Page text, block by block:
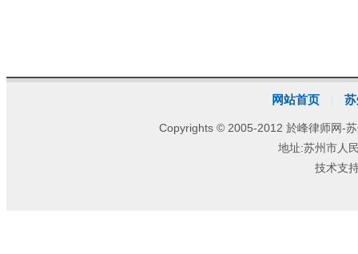
网站首页
Copyrights © 2005-2012 於峰律师网-
地址:苏州市人
技术支